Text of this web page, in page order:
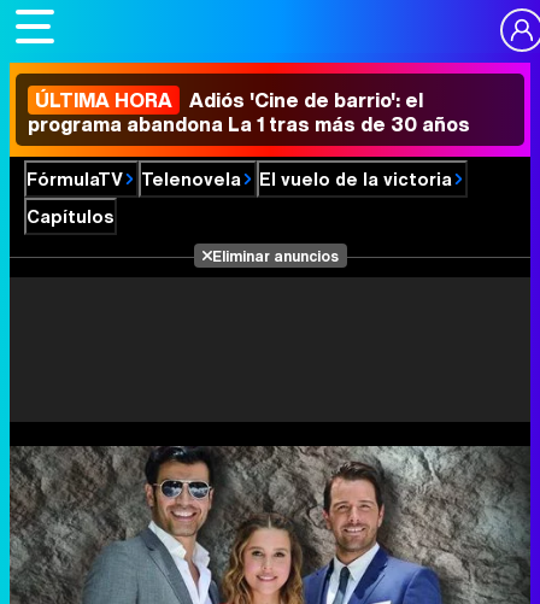
ÚLTIMA HORA Adiós 'Cine de barrio': el
programa abandona La 1 tras más de 30 años
FórmulaTV Telenovela
El vuelo de la victoria
Capítulos
Eliminar anuncios